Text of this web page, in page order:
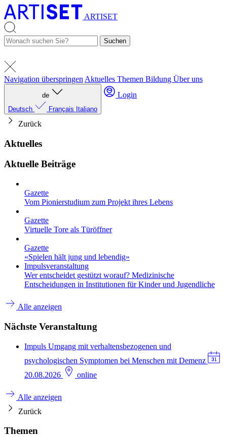
ARTISET
Suchen
Navigation überspringen Aktuelles Themen Bildung Über uns
de
Deutsch
Français Italiano
Login
Zurück
Aktuelles
Aktuelle Beiträge
Gazette
Vom Pionierstudium zum Projekt ihres Lebens
Gazette
Virtuelle Tore als Türöffner
Gazette
«Spielen hält jung und lebendig»
Impulsveranstaltung
Wer entscheidet gestützt worauf? Medizinische
Entscheidungen in Institutionen für Kinder und Jugendliche
Alle anzeigen
Nächste Veranstaltung
Impuls Umgang mit verhaltensbezogenen und
psychologischen Symptomen bei Menschen mit Demenz
20.08.2026
online
Alle anzeigen
Zurück
Themen